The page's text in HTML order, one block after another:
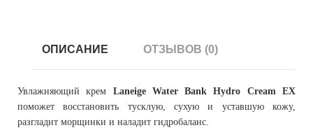
ОПИСАНИЕ ОТЗЫВОВ (0)
Увлажняющий крем Laneige Water Bank Hydro Cream EX
поможет восстановить тусклую, сухую и уставшую кожу,
разгладит морщинки и наладит гидробаланс.